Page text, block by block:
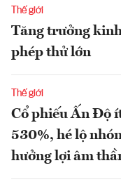
Thế giới
Tăng trưởng
phép thử lớn
Thế giới
Cổ phiếu Ấn Độ
530%, hé lộ
hưởng lợi âm